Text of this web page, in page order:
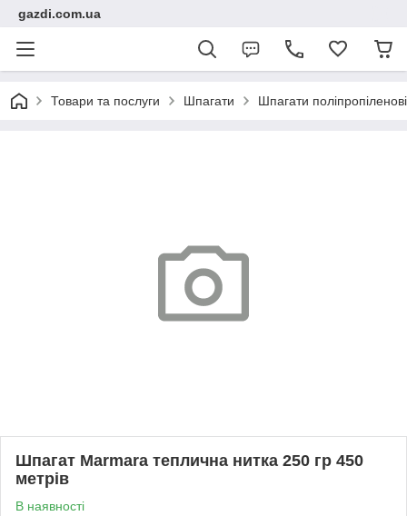
gazdi.com.ua
Товари та послуги Шпагати Шпагати поліпропіленові
Шпагат Marmara теплична нитка 250 гр 450
метрів
В наявності